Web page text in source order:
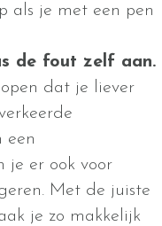
als je met een pen
de fout zelf aan.
dat je liever
een
je er ook voor
Met de juiste
je zo makkelijk